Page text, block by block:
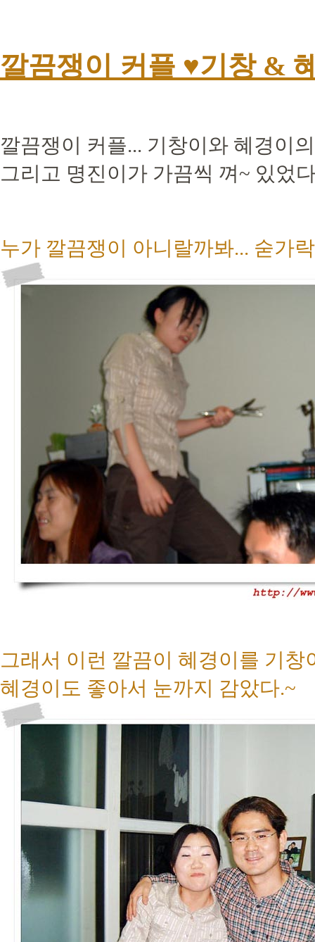
깔끔쟁이 커플 ♥기창 &
깔끔쟁이 커플... 기창이와 혜경이
그리고 명진이가 가끔씩 껴~ 있었
누가 깔끔쟁이 아니랄까봐... 숟가
그래서 이런 깔끔이 혜경이를 기창
혜경이도 좋아서 눈까지 감았다.~